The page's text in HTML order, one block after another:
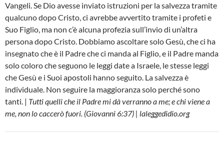
Vangeli. Se Dio avesse inviato istruzioni per la salvezza tramite
qualcuno dopo Cristo, ci avrebbe avvertito tramite i profeti e
Suo Figlio, ma non c’è alcuna profezia sull’invio di un’altra
persona dopo Cristo. Dobbiamo ascoltare solo Gesù, che ci ha
insegnato che è il Padre che ci manda al Figlio, e il Padre manda
solo coloro che seguono le leggi date a Israele, le stesse leggi
che Gesù e i Suoi apostoli hanno seguito. La salvezza è
individuale. Non seguire la maggioranza solo perché sono
tanti. | Tutti quelli che il Padre mi dà verranno a me; e chi viene a
me, non lo caccerò fuori. (Giovanni 6:37) | laleggedidio.org